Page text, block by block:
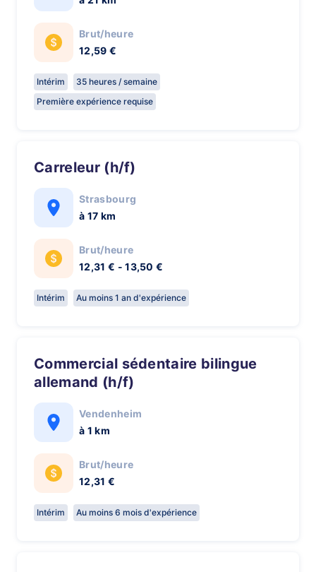
Brut/heure
12,59 €
Intérim
35 heures / semaine
Première expérience requise
Carreleur (h/f)
Strasbourg
à 17 km
Brut/heure
12,31 € - 13,50 €
Intérim Au moins 1 an d'expérience
Commercial sédentaire bilingue
allemand (h/f)
Vendenheim
à 1 km
Brut/heure
12,31 €
Intérim Au moins 6 mois d'expérience